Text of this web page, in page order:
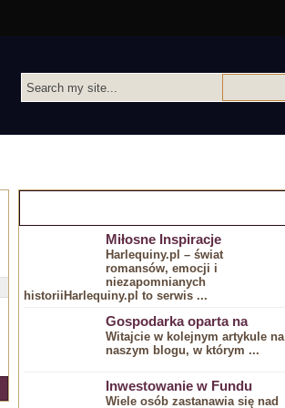
Miłosne Inspiracje
Harlequiny.pl – świat
romansów, emocji i
niezapomnianych
historiiHarlequiny.pl to serwis ...
Gospodarka oparta na
Witajcie w ⁢kolejnym artykule na
naszym blogu, w ​którym ...
Inwestowanie w Fundu
Wiele osób⁣ zastanawia się ⁤nad